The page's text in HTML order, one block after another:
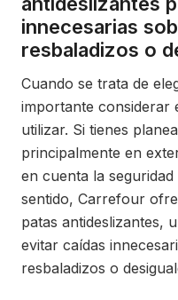
innecesarias
resbaladizos o
Cuando se trata de
importante considerar
utilizar. Si tienes
principalmente en
en cuenta la seguridad
sentido, Carrefour
patas antideslizantes,
evitar caídas
resbaladizos o